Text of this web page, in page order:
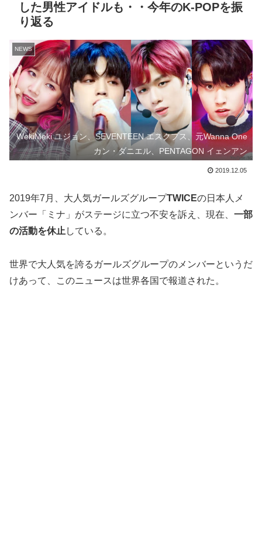
した男性アイドルも・・今年のK-POPを振
り返る
NEWS
WekiMeki ユジョン、SEVENTEEN エスクプス、元Wanna One
カン・ダニエル、PENTAGON イェンアン
2019.12.05
2019年7月、大人気ガールズグループTWICEの日本人メ
ンバー「ミナ」がステージに立つ不安を訴え、現在、 一部
の活動を休止 している。
世界で大人気を誇るガールズグループのメンバーというだ
けあって、このニュースは世界各国で報道された。